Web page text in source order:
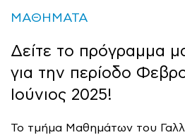
ΜΑΘΗΜΑΤΑ
Δείτε το πρόγραμμα
για την περίοδο
Ιούνιος 2025!
Το τμήμα Μαθημάτων του